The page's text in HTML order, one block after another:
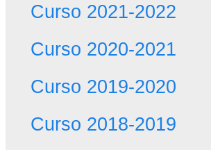
Curso 2021-2022
Curso 2020-2021
Curso 2019-2020
Curso 2018-2019